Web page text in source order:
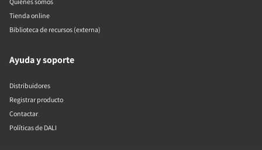
Tienda online
Biblioteca de recursos (externa)
Ayuda y soporte
Distribuidores
Registrar producto
Contactar
Políticas de DALI